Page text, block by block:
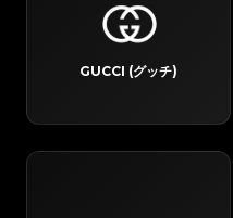
GUCCI (グッチ)